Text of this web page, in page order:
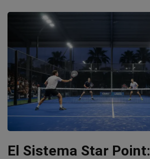
El Sistema Star Point: